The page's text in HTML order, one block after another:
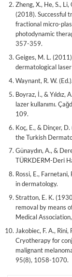
Zheng, X., He, S.,
(2018). Successful
fractional micro-
photodynamic
357-359.
Geiges, M. L.
dermatological
Waynant, R. W.
Boyraz, İ., &
lazer kullanımı.
109.
Koç, E., & Dinçer,
the Turkish
Günaydın, A., &
TÜRKDERM-Deri
Rossi, E.,
in dermatology.
Stratton, E. K.
removal by means
Medical
Jakobiec, F. A.,
Cryotherapy for
malignant
95(8), 1058-1070.